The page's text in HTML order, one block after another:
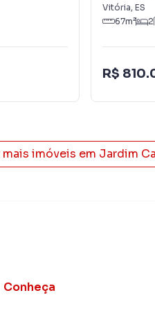
Vitória, ES
67m² 2
R$
mais imóveis em Jardim
Conheça